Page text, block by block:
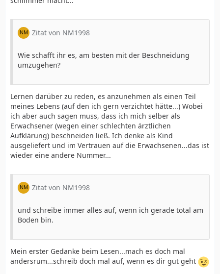
Zitat von NM1998
Wie schafft ihr es, am besten mit der Beschneidung
umzugehen?
Lernen darüber zu reden, es anzunehmen als einen Teil
meines Lebens (auf den ich gern verzichtet hätte...) Wobei
ich aber auch sagen muss, dass ich mich selber als
Erwachsener (wegen einer schlechten ärztlichen
Aufklärung) beschneiden ließ. Ich denke als Kind
ausgeliefert und im Vertrauen auf die Erwachsenen...das ist
wieder eine andere Nummer...
Zitat von NM1998
und schreibe immer alles auf, wenn ich gerade total am
Boden bin.
Mein erster Gedanke beim Lesen...mach es doch mal
andersrum...schreib doch mal auf, wenn es dir gut geht